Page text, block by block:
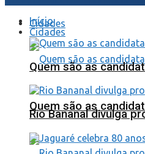
Cidades
Quem são as
Início
Cidades
Quem são as
Rio Bananal divulga